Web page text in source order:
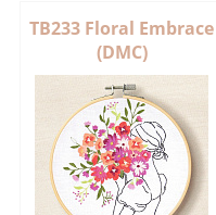
TB233 Floral Embrace
(DMC)